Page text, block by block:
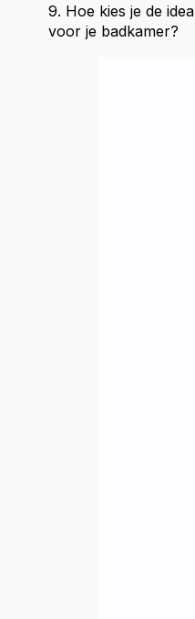
9. Hoe kies je de
voor je badkamer?